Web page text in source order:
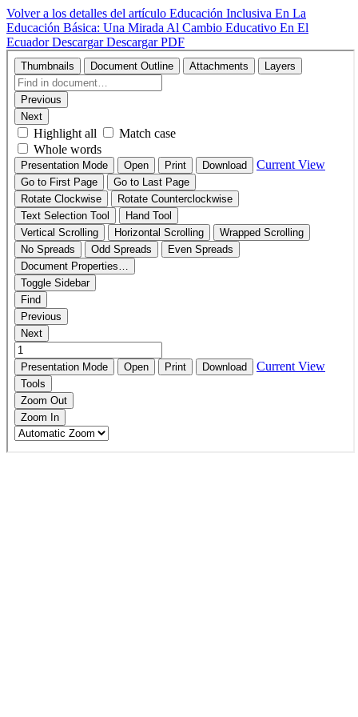
Volver a los detalles del artículo Educación Inclusiva En La
Educación Básica: Una Mirada Al Cambio Educativo En El
EcuadorDescargarDescargar PDF